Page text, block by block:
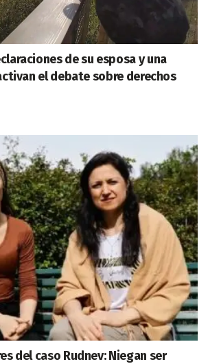
de su esposa y una
el debate sobre derechos
del caso Rudnev: Niegan ser